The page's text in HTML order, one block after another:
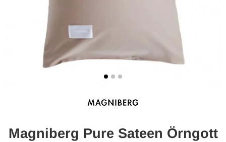
Magniberg Pure Sateen Örngott